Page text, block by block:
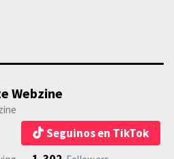
Webzine
Seguinos en TikTok